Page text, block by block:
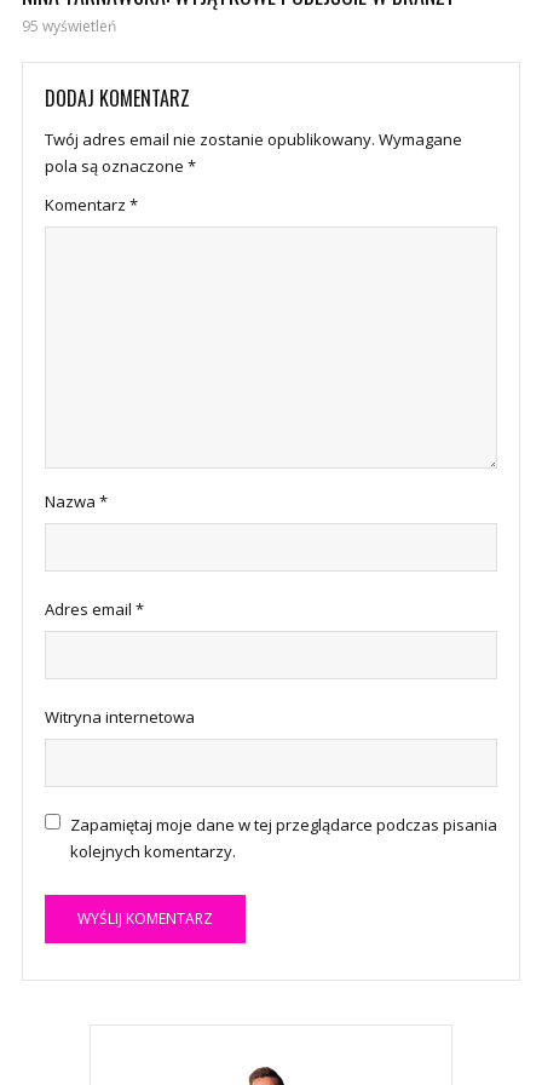
95 wyświetleń
DODAJ KOMENTARZ
Twój adres email nie zostanie opublikowany. Wymagane
pola są oznaczone *
Komentarz *
Nazwa *
Adres email *
Witryna internetowa
Zapamiętaj moje dane w tej przeglądarce podczas pisania
kolejnych komentarzy.
A